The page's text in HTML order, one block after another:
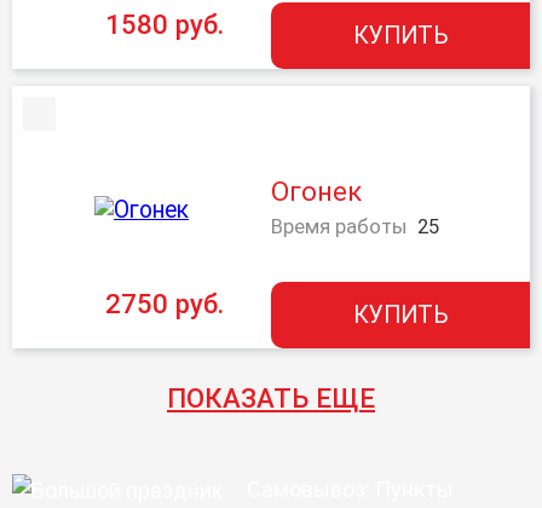
1580 руб. КУПИТЬ
Огонек
Время работы 25
2750 руб. КУПИТЬ
ПОКАЗАТЬ ЕЩЕ